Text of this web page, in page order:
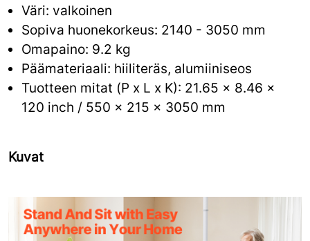
Väri: valkoinen
Sopiva huonekorkeus: 2140 - 3050 mm
Omapaino: 9.2 kg
Päämateriaali: hiiliteräs, alumiiniseos
Tuotteen mitat (P x L x K): 21.65 x 8.46 x
120 inch / 550 x 215 x 3050 mm
Kuvat